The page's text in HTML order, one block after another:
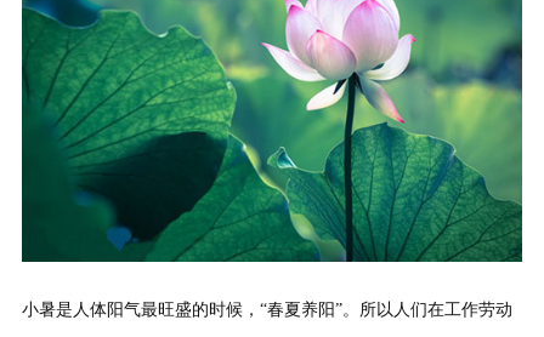
小暑是人体阳气最旺盛的时候，“春夏养阳”。所以人们在工作劳动